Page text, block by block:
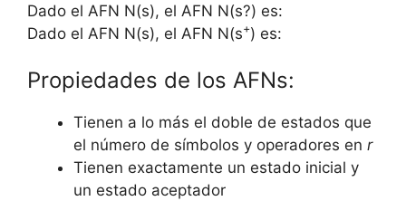
Dado el AFN N(s), el AFN N(s?) es:
Dado el AFN N(s), el AFN N(s+) es:
Propiedades de los AFNs:
Tienen a lo más el doble de estados que
el número de símbolos y operadores en r
Tienen exactamente un estado inicial y
un estado aceptador